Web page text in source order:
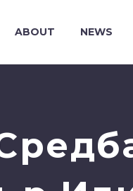
ABOUT NEWS